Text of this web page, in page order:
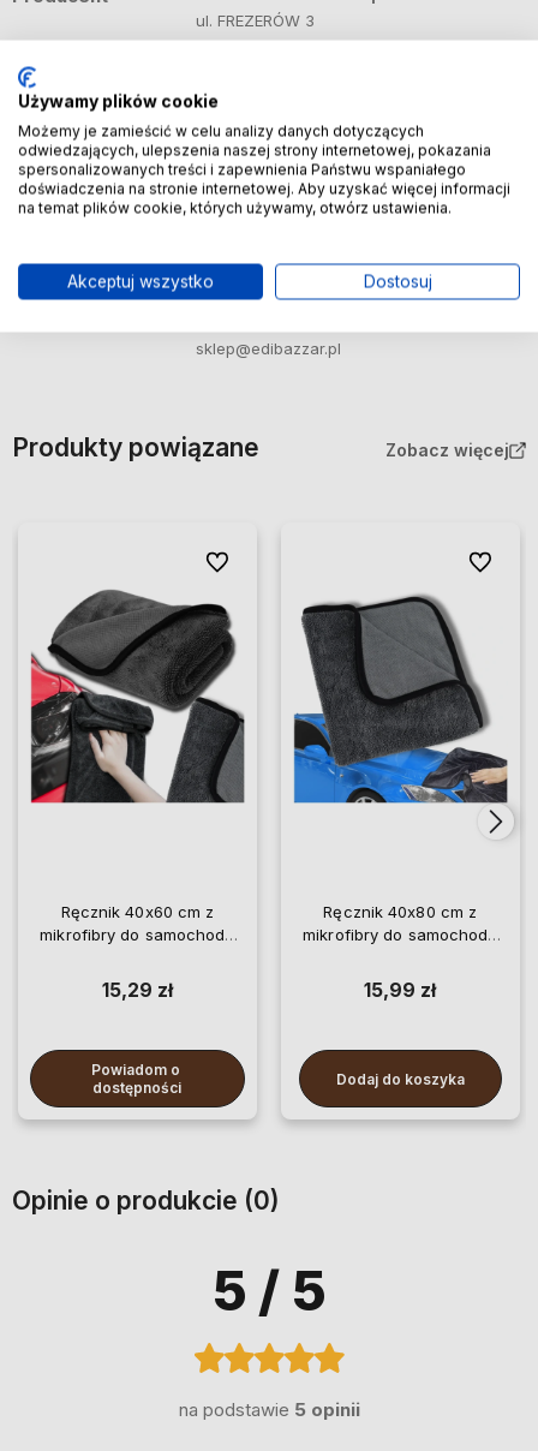
ul. FREZERÓW 3
Osoba
odpowiedzialna
na terenie UE
JEWELRY WATCHES Sp.zo.o.
ul. FREZERÓW 3
20-209 Lublin, Polska
sklep@edibazzar.pl
Importer
JEWELRY WATCHES Sp.zo.o.
ul. FREZERÓW 3
sklep@edibazzar.pl
Produkty powiązane Zobacz więcej
Ręcznik 40x60 cm z
mikrofibry do samochodu
osuszania
15,29 zł
Powiadom o
dostępności
Do ulubionych
Ręcznik 40x80 cm z
mikrofibry do samochodu
osuszania
15,99 zł
Dodaj do koszyka
Do
Opinie o produkcie (0)
5 / 5
na podstawie 5 opinii
Używamy plików cookie
Możemy je zamieścić w celu analizy danych dotyczących
odwiedzających, ulepszenia naszej strony internetowej, pokazania
spersonalizowanych treści i zapewnienia Państwu wspaniałego
doświadczenia na stronie internetowej. Aby uzyskać więcej informacji
na temat plików cookie, których używamy, otwórz ustawienia.
Akceptuj wszystko Dostosuj